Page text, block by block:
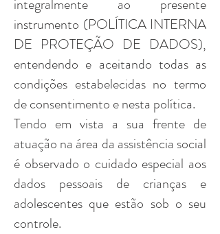
integralmente ao presente
instrumento (POLÍTICA INTERNA
DE PROTEÇÃO DE DADOS),
entendendo e aceitando todas as
condições estabelecidas no termo
de consentimento e nesta política.
Tendo em vista a sua frente de
atuação na área da assistência social
é observado o cuidado especial aos
dados pessoais de crianças e
adolescentes que estão sob o seu
controle.